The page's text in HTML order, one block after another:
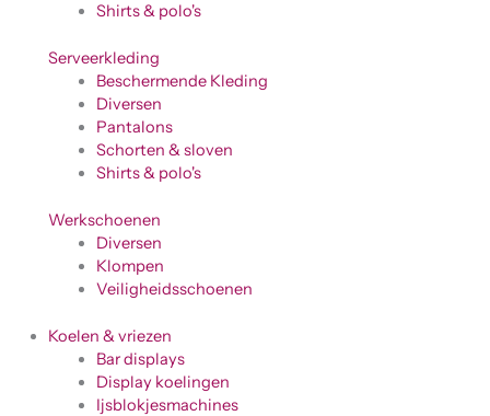
Shirts & polo's
Serveerkleding
Beschermende Kleding
Diversen
Pantalons
Schorten & sloven
Shirts & polo's
Werkschoenen
Diversen
Klompen
Veiligheidsschoenen
Koelen & vriezen
Bar displays
Display koelingen
Ijsblokjesmachines